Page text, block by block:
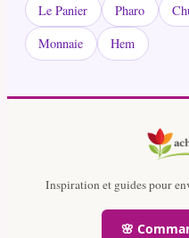
Le Panier
Pharo
Monnaie
Hem
Inspiration et guides pour
🌸